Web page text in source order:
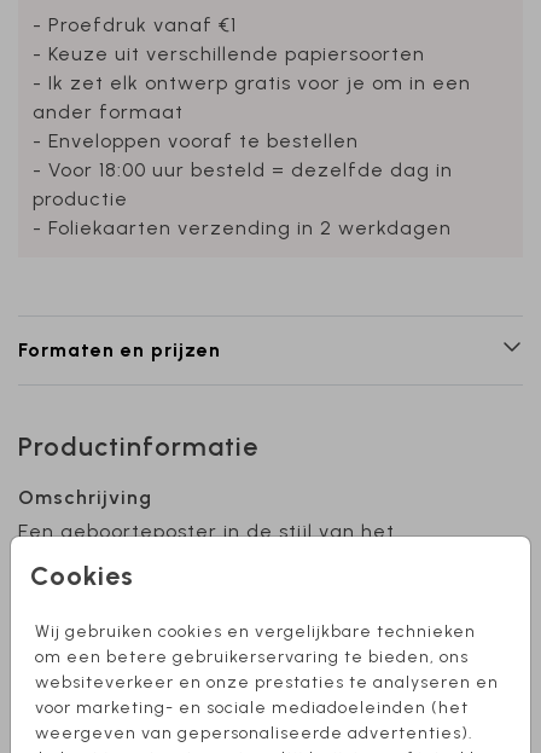
Cookies
Wij gebruiken cookies en vergelijkbare technieken
om een betere gebruikerservaring te bieden, ons
websiteverkeer en onze prestaties te analyseren en
voor marketing- en sociale mediadoeleinden (het
weergeven van gepersonaliseerde advertenties).
- Proefdruk vanaf €1
- Keuze uit verschillende papiersoorten
- Ik zet elk ontwerp gratis voor je om in een
ander formaat
- Enveloppen vooraf te bestellen
- Voor 18:00 uur besteld = dezelfde dag in
productie
- Foliekaarten verzending in 2 werkdagen
Formaten en prijzen
Productinformatie
Omschrijving
Een geboorteposter in de stijl van het
geboortekaartje is een prachtige aanvulling
voor de babykamer! Het vormt een blijvende
herinnering aan de geboorte en geeft de
kamer een persoonlijke touch. De posters zijn
verkrijgbaar in verschillende formaten. Wil je
dat wij jouw geboortekaartje omzetten naar
een poster? Stuur een berichtje, dan maken
Toon meer
Collectie